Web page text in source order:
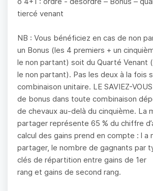
tiercé venant
NB : Vous bénéficiez en cas de non
un Bonus (les 4 premiers + un
le non partant) soit du Quarté Venant
le non partant). Pas les deux à la fois
combinaison unitaire. LE SAVIEZ-
de bonus dans toute combinaison
de chevaux au-delà du cinquième. La
partager représente 65 % du chiffre
calcul des gains prend en compte : l a
partager, le nombre de gagnants par
clés de répartition entre gains de 1er
rang et gains de second rang.